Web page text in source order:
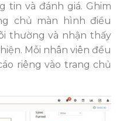
tin và đánh giá. Ghim
chủ màn hình điều
thường và nhận thấy
Mỗi nhân viên đều
riêng vào trang chủ